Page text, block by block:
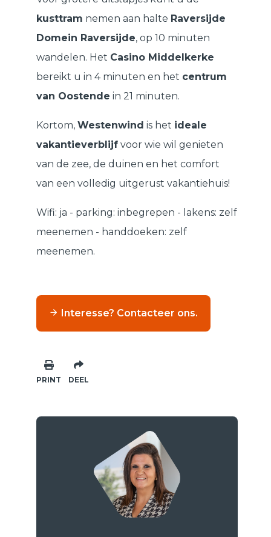
kusttram nemen aan halte Raversijde
Domein Raversijde, op 10 minuten
wandelen. Het Casino Middelkerke
bereikt u in 4 minuten en het centrum
van Oostende in 21 minuten.
Kortom, Westenwind is het ideale
vakantieverblijf voor wie wil genieten
van de zee, de duinen en het comfort
van een volledig uitgerust vakantiehuis!
Wifi: ja - parking: inbegrepen - lakens: zelf
meenemen - handdoeken: zelf
meenemen.
Interesse? Contacteer ons.
PRINT DEEL